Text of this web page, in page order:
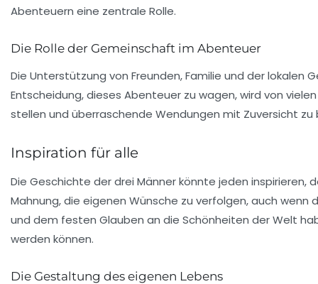
Abenteuern eine zentrale Rolle.
Die Rolle der Gemeinschaft im Abenteuer
Die Unterstützung von Freunden, Familie und der
Entscheidung, dieses Abenteuer zu wagen, wird von
stellen und überraschende Wendungen mit Zuversicht zu
Inspiration für alle
Die Geschichte der drei Männer könnte jeden inspirieren,
Mahnung, die eigenen Wünsche zu verfolgen, auch
und dem festen Glauben an die Schönheiten der Welt
werden können.
Die Gestaltung des eigenen Lebens